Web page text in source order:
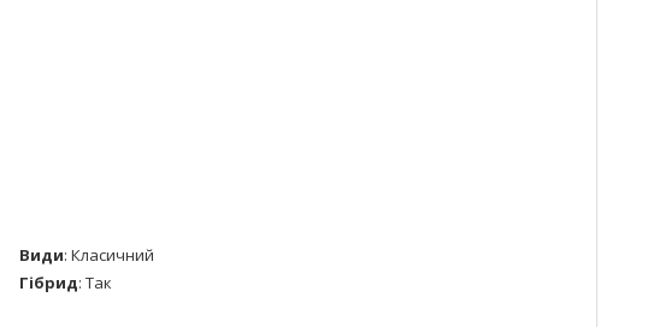
Види: Класичний
Гібрид: Так